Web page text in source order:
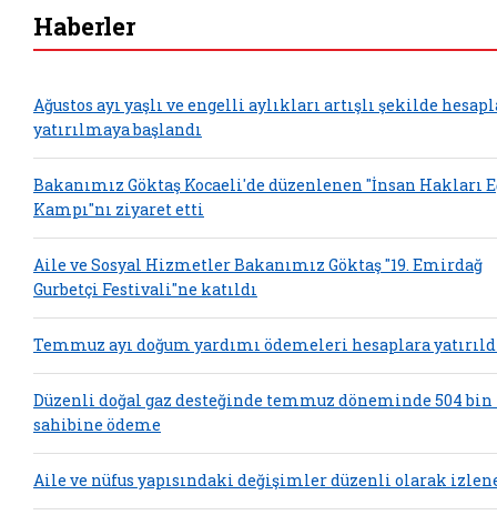
Haberler
Ağustos ayı yaşlı ve engelli aylıkları artışlı şekilde
yatırılmaya başlandı
Bakanımız Göktaş Kocaeli'de düzenlenen "İnsan Hakları
Kampı"nı ziyaret etti
Aile ve Sosyal Hizmetler Bakanımız Göktaş "19. Emirdağ
Gurbetçi Festivali"ne katıldı
Temmuz ayı doğum yardımı ödemeleri hesaplara
Düzenli doğal gaz desteğinde temmuz döneminde 504
sahibine ödeme
Aile ve nüfus yapısındaki değişimler düzenli olarak